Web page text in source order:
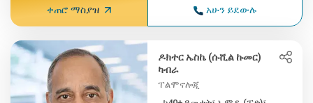
ቀጠሮ ማስያዝ አሁን ይደውሉ
ዶክተር ኤስኬ (ሱሺል ኩመር)
ካብራ
ፐልሞኖሎጂ